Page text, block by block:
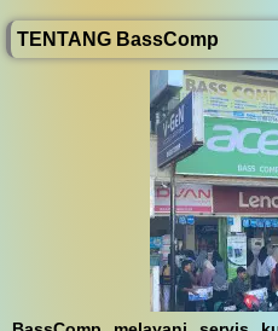
TENTANG BassComp